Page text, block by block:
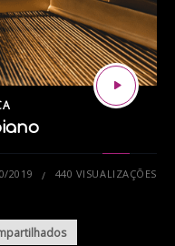
2019 440 VISUALIZAÇÕES